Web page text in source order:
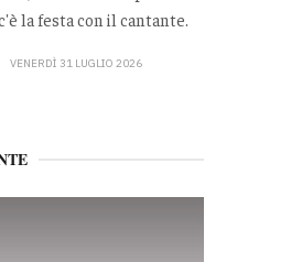
la festa con il cantante.
VENERDÌ 31 LUGLIO 2026